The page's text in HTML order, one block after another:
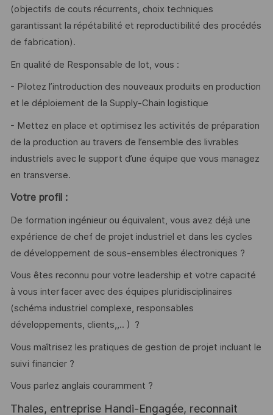
(objectifs de couts récurrents, choix techniques
garantissant la répétabilité et reproductibilité des procédés
de fabrication).
En qualité de Responsable de lot, vous :
- Pilotez l’introduction des nouveaux produits en production
et le déploiement de la Supply-Chain logistique
- Mettez en place et optimisez les activités de préparation
de la production au travers de l’ensemble des livrables
industriels avec le support d’une équipe que vous managez
en transverse.
Votre profil :
De formation ingénieur ou équivalent, vous avez déjà une
expérience de chef de projet industriel et dans les cycles
de développement de sous-ensembles électroniques ?
Vous êtes reconnu pour votre leadership et votre capacité
à vous interfacer avec des équipes pluridisciplinaires
(schéma industriel complexe, responsables
développements, clients,,.. ) ?
Vous maîtrisez les pratiques de gestion de projet incluant le
suivi financier ?
Vous parlez anglais couramment ?
Thales, entreprise Handi-Engagée, reconnait